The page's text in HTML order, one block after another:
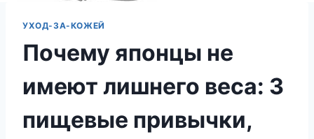
УХОД-ЗА-КОЖЕЙ
Почему японцы не
имеют лишнего веса: 3
пищевые привычки,